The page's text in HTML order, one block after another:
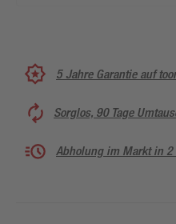
5 Jahre Garantie auf
Sorglos, 90 Tage
Abholung im Markt in 2